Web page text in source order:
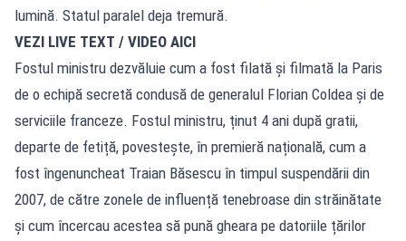
lumină. Statul paralel deja tremură.
VEZI LIVE TEXT / VIDEO AICI
Fostul ministru dezvăluie cum a fost filată și filmată la Paris
de o echipă secretă condusă de generalul Florian Coldea și de
serviciile franceze. Fostul ministru, ținut 4 ani după gratii,
departe de fetiță, povestește, în premieră națională, cum a
fost îngenuncheat Traian Băsescu în timpul suspendării din
2007, de către zonele de influență tenebroase din străinătate
și cum încercau acestea să pună gheara pe datoriile țărilor